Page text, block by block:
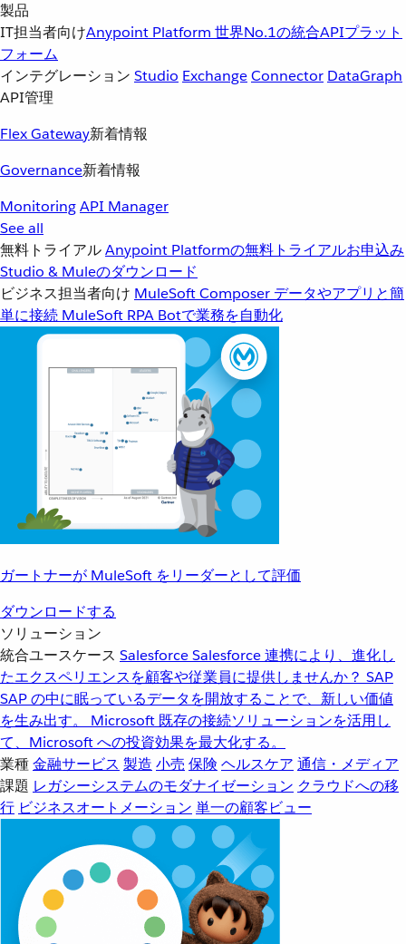
製品
IT担当者向けAnypoint Platform 世界No.1の統合APIプラット
フォーム
インテグレーション Studio ExchangeConnector DataGraph
API管理
Flex Gateway新着情報
Governance新着情報
MonitoringAPI Manager
See all
無料トライアルAnypoint Platformの無料トライアルお申込み
Studio & Muleのダウンロード
ビジネス担当者向け MuleSoft Composer データやアプリと簡
単に接続 MuleSoft RPA Botで業務を自動化
ガートナーが MuleSoft をリーダーとして評価
ダウンロードする
ソリューション
統合ユースケース SalesforceSalesforce 連携により、進化し
たエクスペリエンスを顧客や従業員に提供しませんか？ SAP
SAP の中に眠っているデータを開放することで、新しい価値
を生み出す。
Microsoft 既存の接続ソリューションを活用し
て、Microsoft への投資効果を最大化する。
業種金融サービス 製造 小売 保険 ヘルスケア 通信・メディア
課題 レガシーシステムのモダナイゼーション クラウドへの移
行 ビジネスオートメーション 単一の顧客ビュー